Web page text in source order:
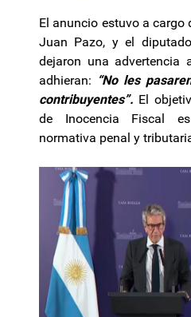
El anuncio estuvo a
Juan Pazo, y el
dejaron una advertencia
adhieran: “No les
contribuyentes”. El
de Inocencia Fiscal
normativa penal y